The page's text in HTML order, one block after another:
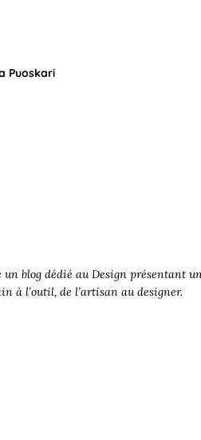
Puoskari
blog dédié au Design présentant
à l’outil, de l’artisan au designer.